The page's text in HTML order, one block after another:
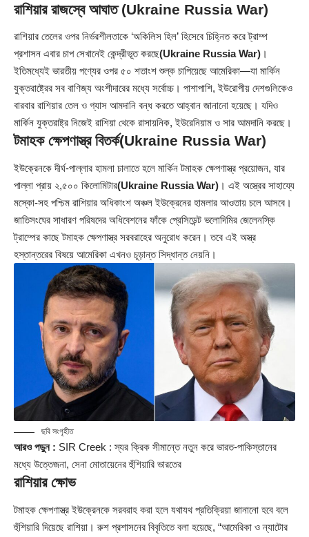
রাশিয়ার রাজস্বে আঘাত(Ukraine Russia War)
রাশিয়ার তেলের ওপর নির্ভরশীলতাকে ‘অকিলিস হিল’ হিসেবে চিহ্নিত করে ট্রাম্প
প্রশাসন এবার চাপ সেখানেই কেন্দ্রীভূত করছে(Ukraine Russia War) ।
ইতিমধ্যেই ভারতীয় পণ্যের ওপর ৫০ শতাংশ শুল্ক চাপিয়েছে আমেরিকা—যা মার্কিন
যুক্তরাষ্ট্রের সব বাণিজ্য অংশীদারের মধ্যে সর্বোচ্চ। পাশাপাশি, ইউরোপীয় দেশগুলিকেও
বারবার রাশিয়ার তেল ও গ্যাস আমদানি বন্ধ করতে আহ্বান জানানো হয়েছে। যদিও
মার্কিন যুক্তরাষ্ট্র নিজেই রাশিয়া থেকে রাসায়নিক, ইউরেনিয়াম ও সার আমদানি করছে।
টমাহক ক্ষেপণাস্ত্র বিতর্ক(Ukraine Russia War)
ইউক্রেনকে দীর্ঘ-পাল্লার হামলা চালাতে হলে মার্কিন টমাহক ক্ষেপণাস্ত্র প্রয়োজন, যার
পাল্লা প্রায় ২,৫০০ কিলোমিটার(Ukraine Russia War) । এই অস্ত্রের সাহায্যে
মস্কো-সহ পশ্চিম রাশিয়ার অধিকাংশ অঞ্চল ইউক্রেনের হামলার আওতায় চলে আসবে।
জাতিসংঘের সাধারণ পরিষদের অধিবেশনের ফাঁকে প্রেসিডেন্ট ভলোদিমির জেলেনস্কি
ট্রাম্পের কাছে টমাহক ক্ষেপণাস্ত্র সরবরাহের অনুরোধ করেন। তবে এই অস্ত্র
হস্তান্তরের বিষয়ে আমেরিকা এখনও চূড়ান্ত সিদ্ধান্ত নেয়নি।
ছবি সংগৃহীত
আরও পড়ুন : SIR Creek : স্যর ক্রিক সীমান্তে নতুন করে ভারত-পাকিস্তানের
মধ্যে উত্তেজনা, সেনা মোতায়েনের হুঁশিয়ারি ভারতের
রাশিয়ার ক্ষোভ
টমাহক ক্ষেপণাস্ত্র ইউক্রেনকে সরবরাহ করা হলে যথাযথ প্রতিক্রিয়া জানানো হবে বলে
হুঁশিয়ারি দিয়েছে রাশিয়া। রুশ প্রশাসনের বিবৃতিতে বলা হয়েছে, “আমেরিকা ও ন্যাটোর